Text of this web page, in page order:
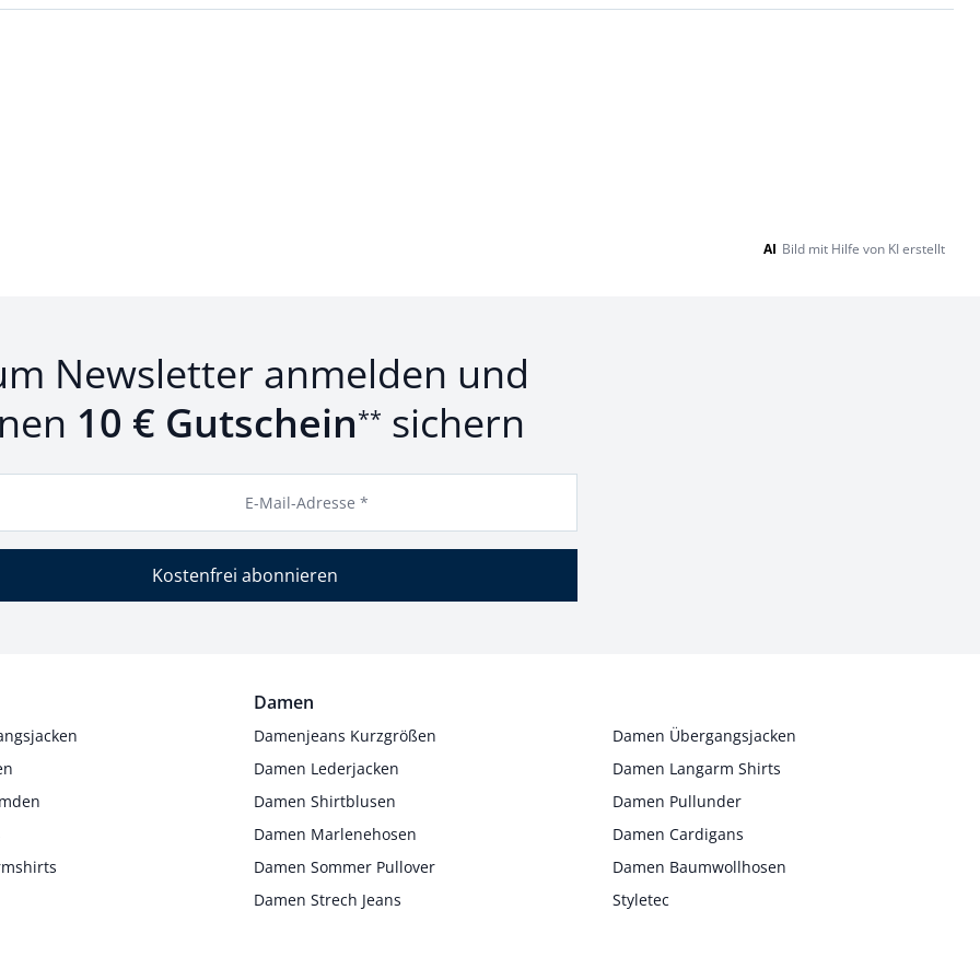
AI Bild mit Hilfe von KI erstellt
Newsletter anmelden und
10 € Gutschein** sichern
E-Mail-Adresse *
Kostenfrei abonnieren
Damen
Damenjeans Kurzgrößen
Damen Übergangsjacken
Damen Lederjacken
Damen Langarm Shirts
Damen Shirtblusen
Damen Pullunder
Damen Marlenehosen
Damen Cardigans
Damen Sommer Pullover
Damen Baumwollhosen
Damen Strech Jeans
Styletec